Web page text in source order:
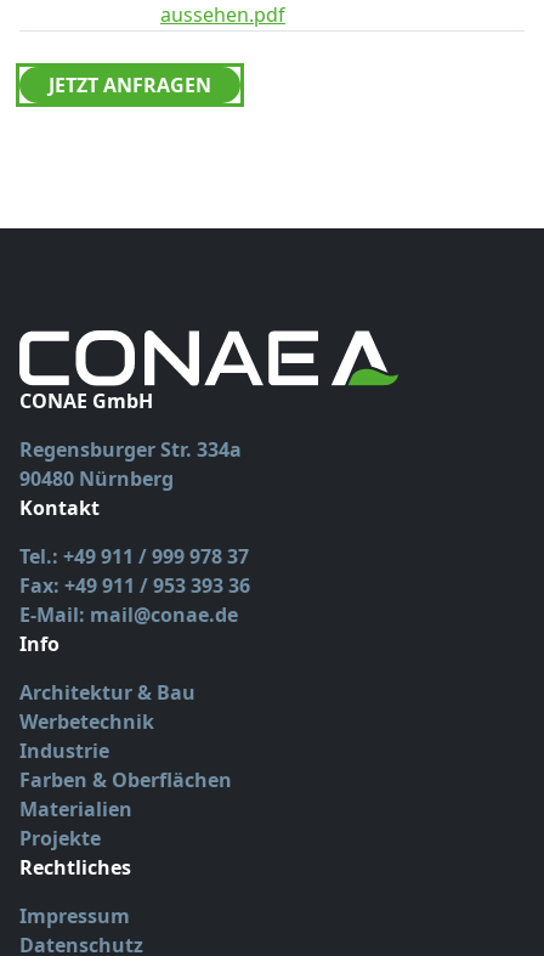
aussehen.pdf
JETZT ANFRAGEN
CONAE GmbH
Regensburger Str. 334a
90480 Nürnberg
Kontakt
Tel.: +49 911 / 999 978 37
Fax: +49 911 / 953 393 36
E-Mail: mail@conae.de
Info
Architektur & Bau
Werbetechnik
Industrie
Farben & Oberflächen
Materialien
Projekte
Rechtliches
Impressum
Datenschutz